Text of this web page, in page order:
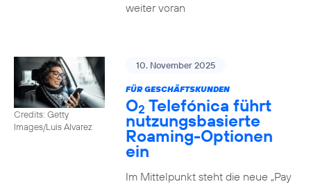
weiter voran
Credits: Getty
Images/Luis Alvarez
10. November 2025
FÜR GESCHÄFTSKUNDEN
O2 Telefónica führt
nutzungs­basierte
Roaming-Optionen
ein
Im Mittelpunkt steht die neue „Pay